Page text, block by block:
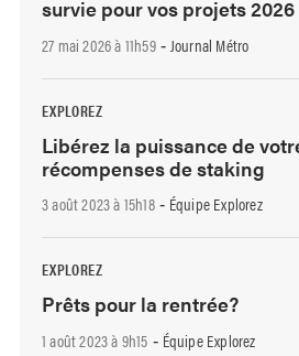
survie pour vos projets 2026
27 mai 2026 à 11h59- Journal Métro
EXPLOREZ
Libérez la puissance de
récompenses de staking
3 août 2023 à 15h18- Équipe Explorez
EXPLOREZ
Prêts pour la rentrée?
1 août 2023 à 9h15 - Équipe Explorez